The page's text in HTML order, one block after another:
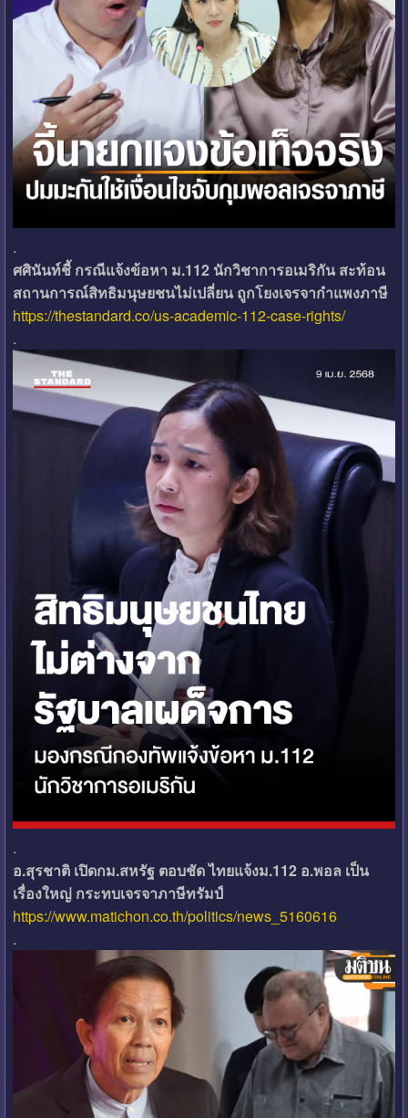
.
ศศินันท์ชี้ กรณีแจ้งข้อหา ม.112 นักวิชาการอเมริกัน สะท้อน
สถานการณ์สิทธิมนุษยชนไม่เปลี่ยน ถูกโยงเจรจากำแพงภาษี
https://thestandard.co/us-academic-112-case-rights/
.
.
อ.สุรชาติ เปิดกม.สหรัฐ ตอบชัด ไทยแจ้งม.112 อ.พอล เป็น
เรื่องใหญ่ กระทบเจรจาภาษีทรัมป์
https://www.matichon.co.th/politics/news_5160616
.